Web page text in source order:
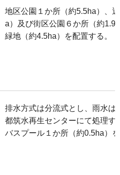
地区公園１か所（約5.5ha）、
a）及び街区公園６か所（約
緑地（約4.5ha）を配置する。
排水方式は分流式とし、雨水は
都筑水再生センターにて処理す
バスプール１か所（約0.5ha）